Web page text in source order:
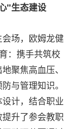
"生态建设
场，欧姆龙健
：携手共筑校
聚焦高血压、
与管理知识。
计，结合职业
升了参会教职